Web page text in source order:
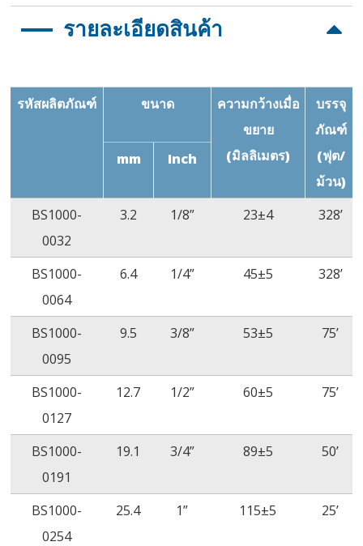
ประสิทธิภาพกันไฟ
ต้านทานการเสียดสีที่ดีเยี่ยม
คุณสมบัติ วิธีทดสอบ
ค่าการทด
หลอมละลาย
276
ชั่วโมง
ไม่มีการแตก
ไวไฟ
VW-1
ทดสอบการเสียดสี
เสียหาย
รายละเอียดสินค้า
รหัสผลิตภัณฑ์ ขนาด
ความกว้างเมื่อ
ขยาย
(มิลลิเมตร)
บรรจุ
ภัณฑ์
(ฟุต/
ม้วน)
mm Inch
BS1000-
0032
3.2 1/8” 23±4 328’
BS1000-
0064
6.4 1/4” 45±5 328’
BS1000-
0095
9.5 3/8” 53±5 75’
BS1000-
0127
12.7 1/2” 60±5 75’
BS1000-
0191
19.1 3/4” 89±5 50’
BS1000-
0254
25.4 1” 115±5 25’